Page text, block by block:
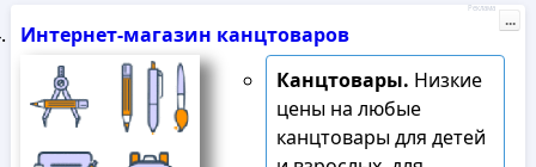
Интернет-магазин канцтоваров
Канцтовары. Низкие
цены на любые
канцтовары для детей
Реклама
...